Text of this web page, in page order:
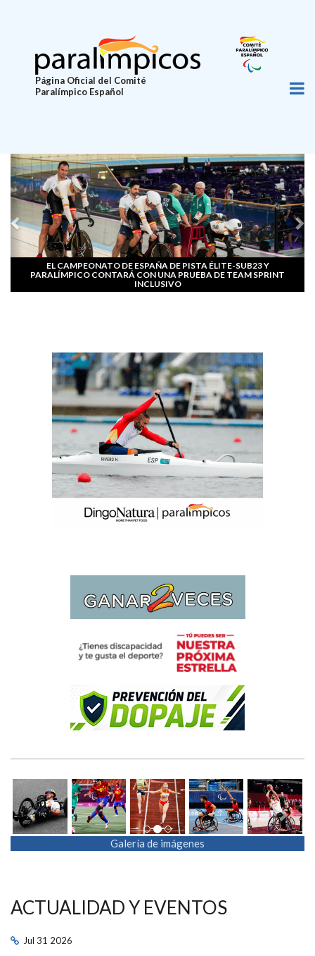
principal
Página Oficial del Comité
Paralímpico Español
EL CAMPEONATO DE ESPAÑA DE PISTA ÉLITE-SUB23 Y
PARALÍMPICO CONTARÁ CON UNA PRUEBA DE TEAM SPRINT
INCLUSIVO
Previous
Galería de imágenes
Previous Next
ACTUALIDAD Y EVENTOS
Jul 31 2026